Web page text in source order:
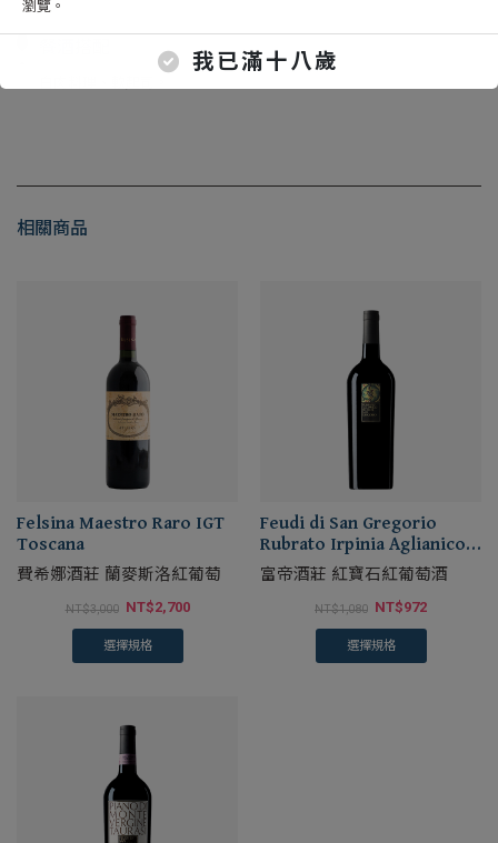
瀏覽。
我已滿十八歲
相關商品
Felsina Maestro Raro IGT
Toscana
費希娜酒莊 蘭麥斯洛紅葡萄
NT$3,000 NT$2,700
選擇規格
Feudi di San Gregorio
Rubrato Irpinia Aglianico
DOC
富帝酒莊 紅寶石紅葡萄酒
NT$1,080 NT$972
選擇規格